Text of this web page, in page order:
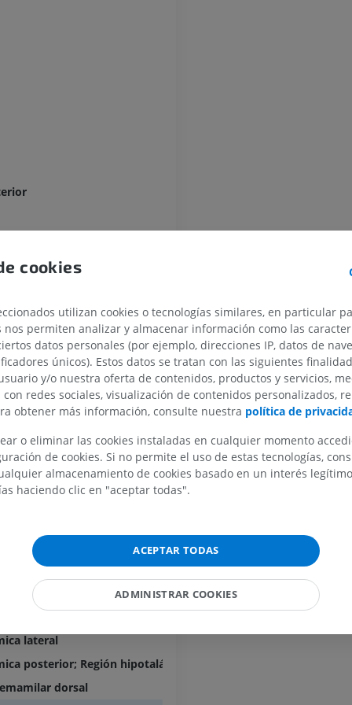
ventral
anterior; Región hipotalámica anterior
dorsal; Región hipotalámica dorsal
lateral
posterior; Región hipotalámica posterior
dorsal
PREMIUM
IRM del hombro
IRM
PREMIUM
IRM del carpo
IRM
IRM del codo
IRM
PREMIUM
IRM de la mano
PREMIUM
Radiografías del miembro
Radiografía
PREMIUM
Radiografías
inferior
Radiografía
GRATIS
IRM del
IRM
PREMIUM
IRM de la
IRM de la
IRM
PREMIUM
cookies
utilizan cookies o tecnologías similares, en particular
nos permiten analizar y almacenar información como las
datos personales (por ejemplo, direcciones IP, datos de
únicos). Estos datos se tratan con las siguientes
y/o nuestra oferta de contenidos, productos y servicios,
redes sociales, visualización de contenidos personalizados,
obtener más información, consulte nuestra política de
o eliminar las cookies instaladas en cualquier momento
de cookies. Si no permite el uso de estas tecnologías,
almacenamiento de cookies basado en un interés
haciendo clic en "aceptar todas".
ACEPTAR TODAS
ADMINISTRAR COOKIES